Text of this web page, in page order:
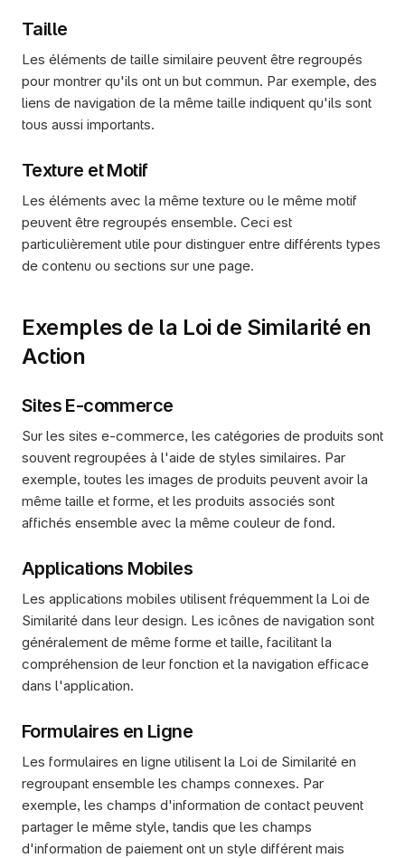
Taille
Les éléments de taille similaire peuvent être regroupés
pour montrer qu'ils ont un but commun. Par exemple, des
liens de navigation de la même taille indiquent qu'ils sont
tous aussi importants.
Texture et Motif
Les éléments avec la même texture ou le même motif
peuvent être regroupés ensemble. Ceci est
particulièrement utile pour distinguer entre différents types
de contenu ou sections sur une page.
Exemples de la Loi de Similarité en
Action
Sites E-commerce
Sur les sites e-commerce, les catégories de produits sont
souvent regroupées à l'aide de styles similaires. Par
exemple, toutes les images de produits peuvent avoir la
même taille et forme, et les produits associés sont
affichés ensemble avec la même couleur de fond.
Applications Mobiles
Les applications mobiles utilisent fréquemment la Loi de
Similarité dans leur design. Les icônes de navigation sont
généralement de même forme et taille, facilitant la
compréhension de leur fonction et la navigation efficace
dans l'application.
Formulaires en Ligne
Les formulaires en ligne utilisent la Loi de Similarité en
regroupant ensemble les champs connexes. Par
exemple, les champs d'information de contact peuvent
partager le même style, tandis que les champs
d'information de paiement ont un style différent mais